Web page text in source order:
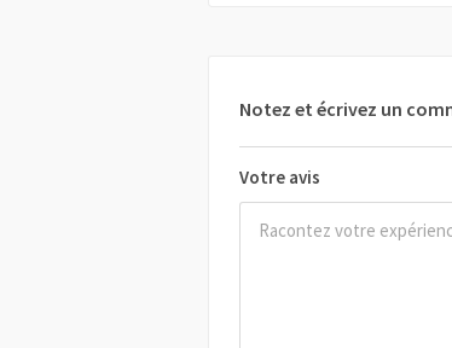
Notez et écrivez un
Votre avis